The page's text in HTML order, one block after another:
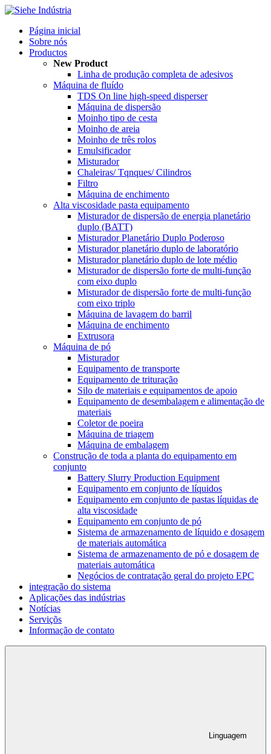
Página inicial
Sobre nós
Productos
New Product
Linha de produção completa de adesivos
Máquina de fluído
TDS On line high-speed disperser
Máquina de dispersão
Moinho tipo de cesta
Moinho de areia
Moinho de três rolos
Emulsificador
Misturador
Chaleiras/ Tqnques/ Cilindros
Filtro
Máquina de enchimento
Alta viscosidade pasta equipamento
Misturador de dispersão de energia planetário
duplo (BATT)
Misturador Planetário Duplo Poderoso
Misturador planetário duplo de laboratório
Misturador planetário duplo de lote médio
Misturador de dispersão forte de multi-função
com eixo duplo
Misturador de dispersão forte de multi-função
com eixo triplo
Máquina de lavagem do barril
Máquina de enchimento
Extrusora
Máquina de pó
Misturador
Equipamento de transporte
Equipamento de trituração
Silo de materiais e equipamentos de apoio
Equipamento de desembalagem e alimentação de
materiais
Coletor de poeira
Máquina de triagem
Máquina de embalagem
Construção de toda a planta do equipamento em
conjunto
Battery Slurry Production Equipment
Equipamento em conjunto de líquidos
Equipamento em conjunto de pastas líquidas de
alta viscosidade
Equipamento em conjunto de pó
Sistema de armazenamento de líquido e dosagem
de materiais automática
Sistema de armazenamento de pó e dosagem de
materiais automática
Negócios de contratação geral do projeto EPC
integração do sistema
Aplicações das indústrias
Notícias
Serviçõs
Informação de contato
Linguagem